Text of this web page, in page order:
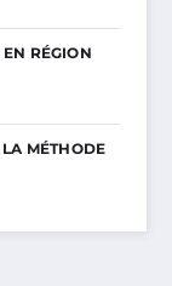
RÉGION
MÉTHODE